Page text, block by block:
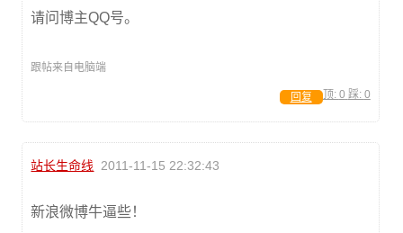
请问博主QQ号。
跟帖来自电脑端
顶: 0 踩: 0
回复
站长生命线 2011-11-15 22:32:43
新浪微博牛逼些！